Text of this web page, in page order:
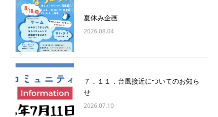
夏休み企画
2026.08.04
７．１１．台風接近についてのお知ら
せ
2026.07.10